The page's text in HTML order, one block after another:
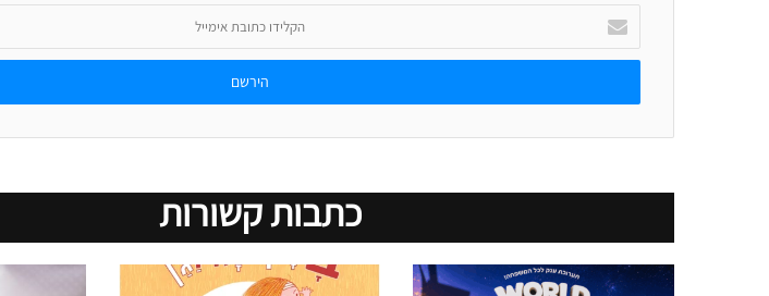
הקלידו
כתובת
אימייל
כתבות קשורות